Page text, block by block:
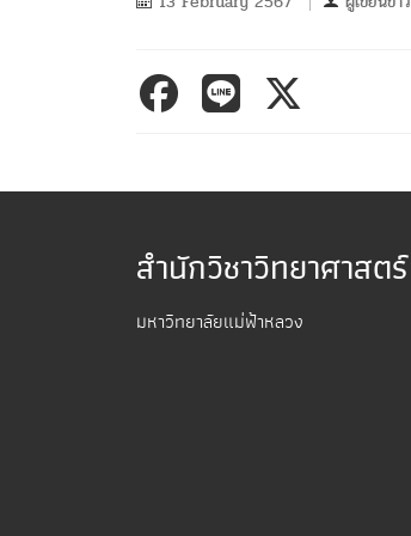
สำนักวิชาวิทยาศาสตร์
มหาวิทยาลัยแม่ฟ้าหลวง